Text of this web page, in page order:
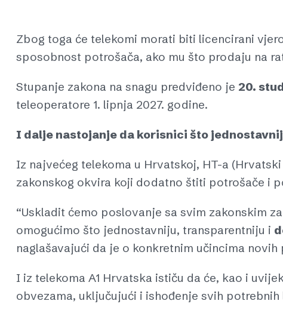
Zbog toga će telekomi morati biti licencirani
sposobnost potrošača, ako mu što prodaju na
Stupanje zakona na snagu predviđeno je 20.
teleoperatore 1. lipnja 2027. godine.
I dalje nastojanje da korisnici što
Iz najvećeg telekoma u Hrvatskoj, HT-a
zakonskog okvira koji dodatno štiti potrošače i
“Uskladit ćemo poslovanje sa svim zakonskim
omogućimo što jednostavniju, transparentniju i
naglašavajući da je o konkretnim učincima
I iz telekoma A1 Hrvatska ističu da će, kao i
obvezama, uključujući i ishođenje svih